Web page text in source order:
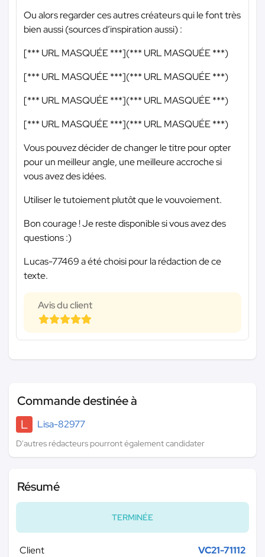
Ou alors regarder ces autres créateurs qui le font très
bien aussi (sources d’inspiration aussi) :
[*** URL MASQUÉE ***](*** URL MASQUÉE ***)
[*** URL MASQUÉE ***](*** URL MASQUÉE ***)
[*** URL MASQUÉE ***](*** URL MASQUÉE ***)
[*** URL MASQUÉE ***](*** URL MASQUÉE ***)
Vous pouvez décider de changer le titre pour opter
pour un meilleur angle, une meilleure accroche si
vous avez des idées.
Utiliser le tutoiement plutôt que le vouvoiement.
Bon courage ! Je reste disponible si vous avez des
questions :)
Lucas-77469 a été choisi pour la rédaction de ce
texte.
Avis du client
Commande destinée à
L
Lisa-82977
D'autres rédacteurs pourront également candidater
Résumé
TERMINÉE
Client
VC21-71112